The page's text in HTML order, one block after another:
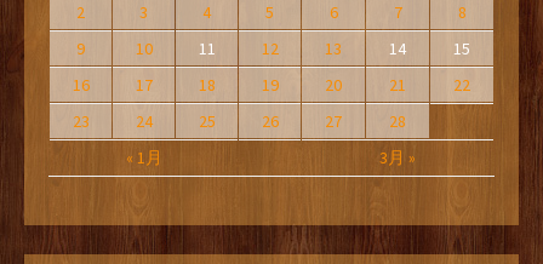
« 1月 3月 »
2
3 4 5 6 7
8
9
10 11 12 13 14
15
16
17 18 19 20 21
22
23
24 25 26 27 28